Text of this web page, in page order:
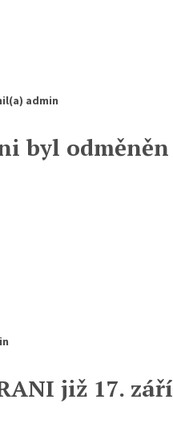
admin
byl odměněn
již 17. září